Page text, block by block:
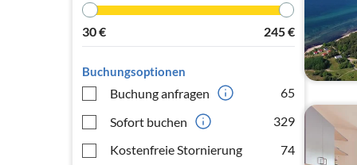
30€ 245€
Buchungsoptionen
Buchung anfragen
65
Sofort buchen
329
Kostenfreie Stornierung
74